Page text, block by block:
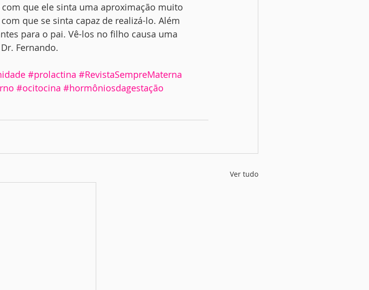
que ele sinta uma aproximação muito
que se sinta capaz de realizá-lo. Além
para o pai. Vê-los no filho causa uma
Fernando.
#prolactina #RevistaSempreMaterna
#ocitocina #hormôniosdagestação
Ver tudo